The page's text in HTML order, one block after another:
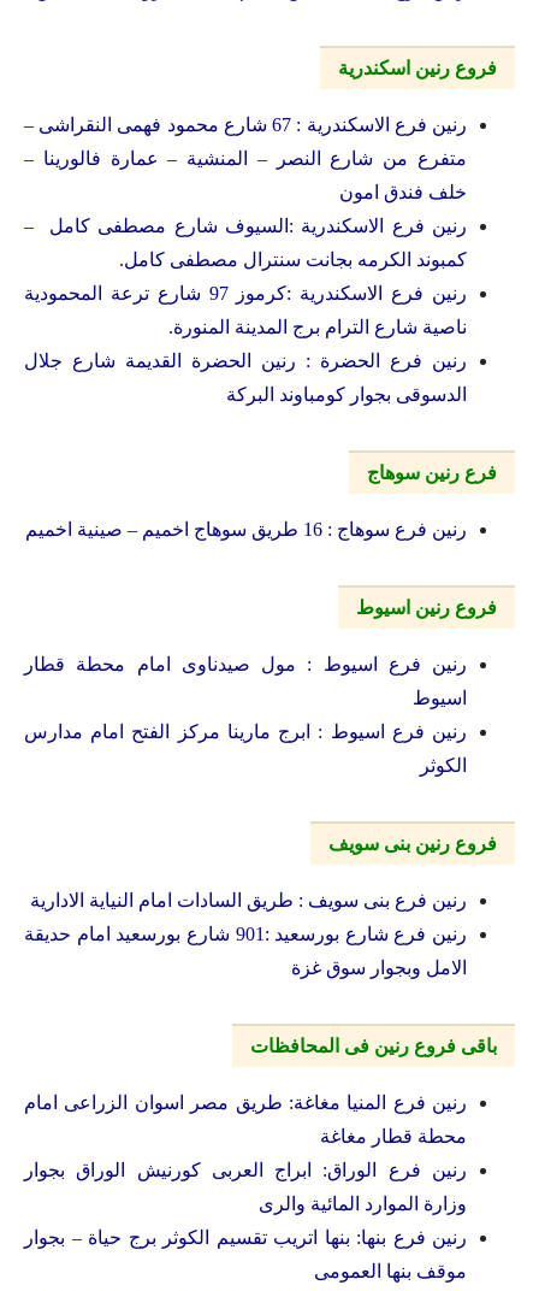
فروع رنين اسكندرية
رنين فرع الاسكندرية : 67 شارع محمود فهمى النقراشى –
متفرع من شارع النصر – المنشية – عمارة فالورينا –
خلف فندق امون
رنين فرع الاسكندرية :السيوف شارع مصطفى كامل –
كمبوند الكرمه بجانت سنترال مصطفى كامل.
رنين فرع الاسكندرية :كرموز 97 شارع ترعة المحمودية
ناصية شارع الترام برج المدينة المنورة.
رنين فرع الحضرة : رنين الحضرة القديمة شارع جلال
الدسوقى بجوار كومباوند البركة
فرع رنين سوهاج
رنين فرع سوهاج : 16 طريق سوهاج اخميم – صينية اخميم
فروع رنين اسيوط
رنين فرع اسيوط : مول صيدناوى امام محطة قطار
اسيوط
رنين فرع اسيوط : ابرج مارينا مركز الفتح امام مدارس
الكوثر
فروع رنين بنى سويف
رنين فرع بنى سويف : طريق السادات امام النياية الادارية
رنين فرع شارع بورسعيد :901 شارع بورسعيد امام حديقة
الامل وبجوار سوق غزة
باقى فروع رنين فى المحافظات
رنين فرع المنيا مغاغة: طريق مصر اسوان الزراعى امام
محطة قطار مغاغة
رنين فرع الوراق: ابراج العربى كورنيش الوراق بجوار
وزارة الموارد المائية والرى
رنين فرع بنها: بنها اتريب تقسيم الكوثر برج حياة – بجوار
موقف بنها العمومى